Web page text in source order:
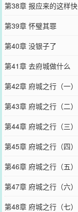
第38章 报应来的这样快
第39章 怀璧其罪
第40章 没银子了
第41章 去府城做什么
第42章 府城之行（一）
第43章 府城之行（二）
第44章 府城之行（三）
第45章 府城之行（四）
第46章 府城之行（五）
第47章 府城之行（六）
第48章 府城之行（七）